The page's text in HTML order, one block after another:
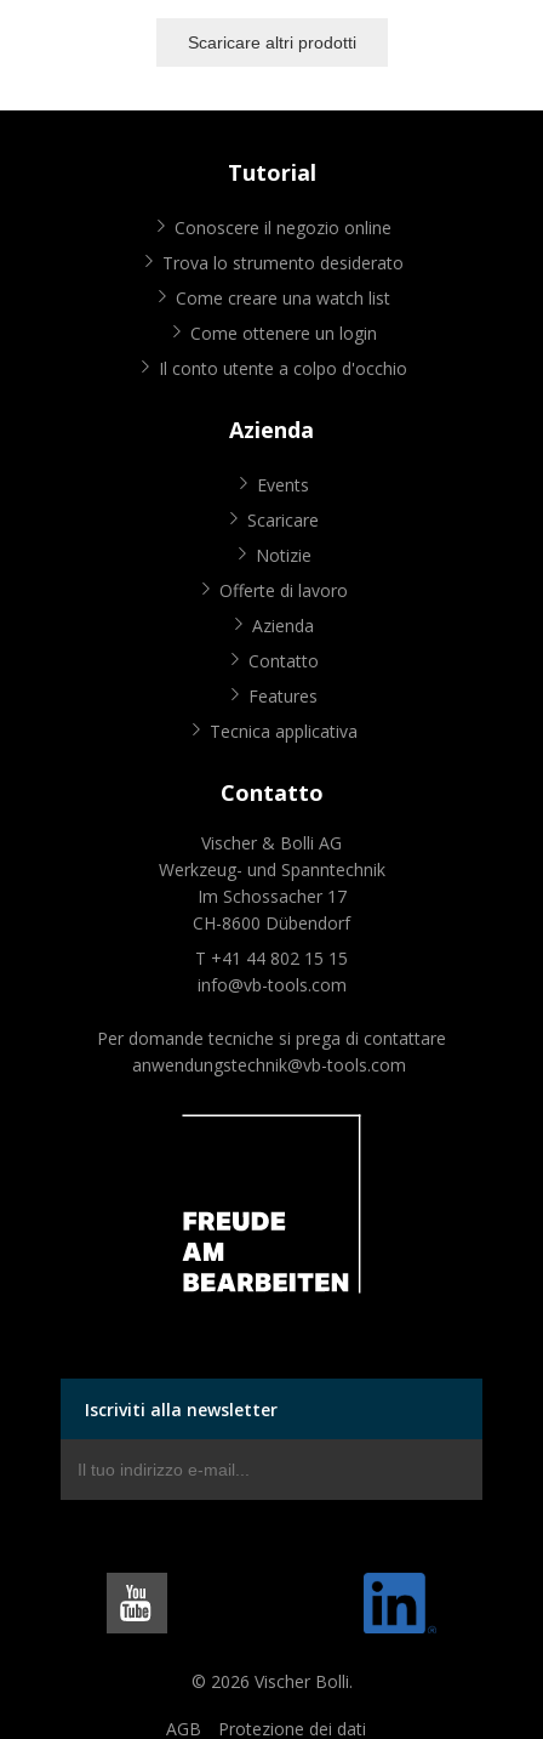
Scaricare altri prodotti
Tutorial
Conoscere il negozio online
Trova lo strumento desiderato
Come creare una watch list
Come ottenere un login
Il conto utente a colpo d'occhio
Azienda
Events
Scaricare
Notizie
Offerte di lavoro
Azienda
Contatto
Features
Tecnica applicativa
Contatto
Vischer & Bolli AG
Werkzeug- und Spanntechnik
Im Schossacher 17
CH-8600 Dübendorf
T +41 44 802 15 15
info@vb-tools.com
Per domande tecniche si prega di contattare
anwendungstechnik@vb-tools.com
Iscriviti alla newsletter
© 2026 Vischer Bolli.
AGB Protezione dei dati